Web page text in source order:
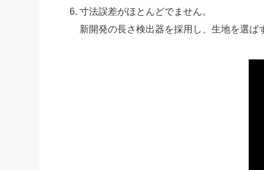
寸法誤差がほとんどでません。
新開発の長さ検出器を採用し、生地を選